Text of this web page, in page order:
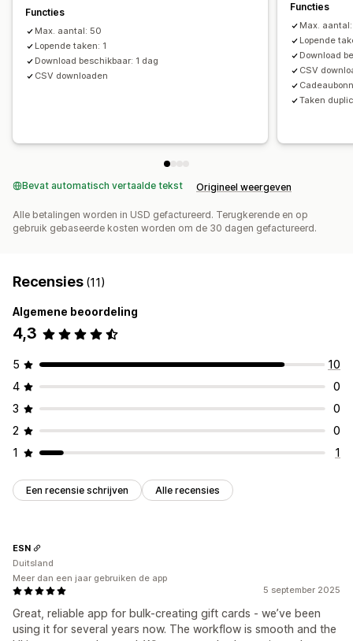
Functies
Max. aantal: 50
Lopende taken: 1
Download beschikbaar: 1 dag
CSV downloaden
Functies
Max.
Lopende
Download
CSV
Taken
Bevat automatisch vertaalde tekst Origineel weergeven
Alle betalingen worden in USD gefactureerd. Terugkerende en op
gebruik gebaseerde kosten worden om de 30 dagen gefactureerd.
Recensies (11)
Algemene beoordeling
4,3
5
10
4
0
3
0
2
0
1
1
Een recensie schrijven Alle recensies
5 september 2025
Great, reliable app for bulk-creating gift cards - we’ve been
using it for several years now. The workflow is smooth and the
ESN
Duitsland
Meer dan een jaar gebruiken de app